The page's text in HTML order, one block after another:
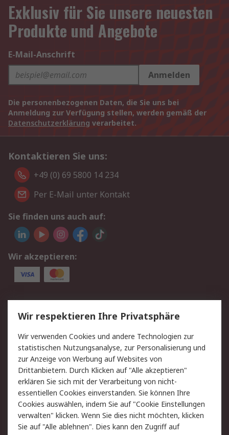
Exklusiv für Sie unsere neuesten
Produkte und Angebote
E-Mail-Anschrift
Anmelden
Die personenbezogenen Daten, die Sie uns bei
Anmeldung zur Verfügung stellen, werden gemäß der
Datenschutzerklärung verarbeitet.
Kontaktieren Sie uns:
+49 (0) 69 5800 14 234
Per E-Mail unter Kontakt
Sie finden uns auch auf:
Wir akzeptieren:
Service
Value Added Services
Lieferlösungen
Rücksendungen
Kontakt
Hilfe
Privatkunden
Rechtliches
AGB
Datenschutz
Cookie-Richtlinie
Zahlungsbedingungen
Copyright/Impressum
Entsorgung
Wir respektieren Ihre Privatsphäre
Wir verwenden Cookies und andere Technologien zur
statistischen Nutzungsanalyse, zur Personalisierung und
zur Anzeige von Werbung auf Websites von
Drittanbietern. Durch Klicken auf "Alle akzeptieren"
erklären Sie sich mit der Verarbeitung von nicht-
essentiellen Cookies einverstanden. Sie können Ihre
Cookies auswählen, indem Sie auf "Cookie Einstellungen
verwalten" klicken. Wenn Sie dies nicht möchten, klicken
Sie auf "Alle ablehnen". Dies kann den Zugriff auf